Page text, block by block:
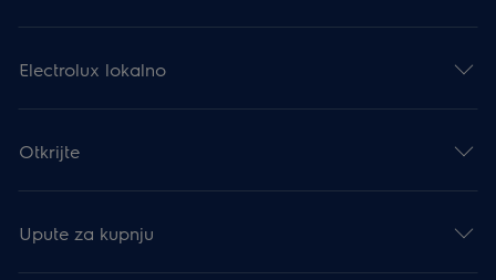
Electrolux lokalno
Otkrijte
Upute za kupnju